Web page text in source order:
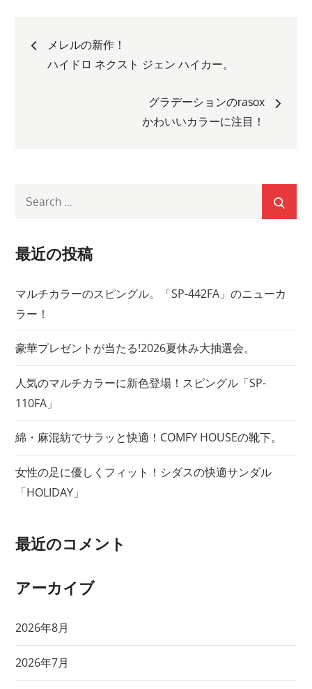
投
シ
ョ
ン
メレルの新作！
ハイドロ ネクスト ジェン ハイカー。
グラデーションのrasox
かわいいカラーに注目！
最近の投稿
マルチカラーのスピングル。「SP-442FA」のニューカ
ラー！
豪華プレゼントが当たる!2026夏休み大抽選会。
人気のマルチカラーに新色登場！スピングル「SP-
110FA」
綿・麻混紡でサラッと快適！COMFY HOUSEの靴下。
女性の足に優しくフィット！シダスの快適サンダル
「HOLIDAY」
最近のコメント
アーカイブ
2026年8月
2026年7月